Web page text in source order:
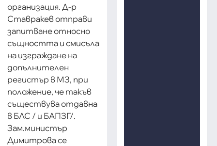
организация. Д-р
Ставракев отправи
запитване относно
същността и смисъла
на изграждане на
допълнителен
регистър в МЗ, при
положение, че такъв
съществува отдавна
в БЛС / и БАПЗГ/.
Зам.министър
Димитрова се